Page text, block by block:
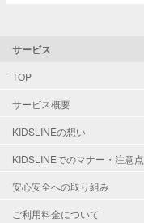
サービス
TOP
サービス概要
KIDSLINEの想い
KIDSLINEでのマナー・注意点
安心安全への取り組み
ご利用料金について